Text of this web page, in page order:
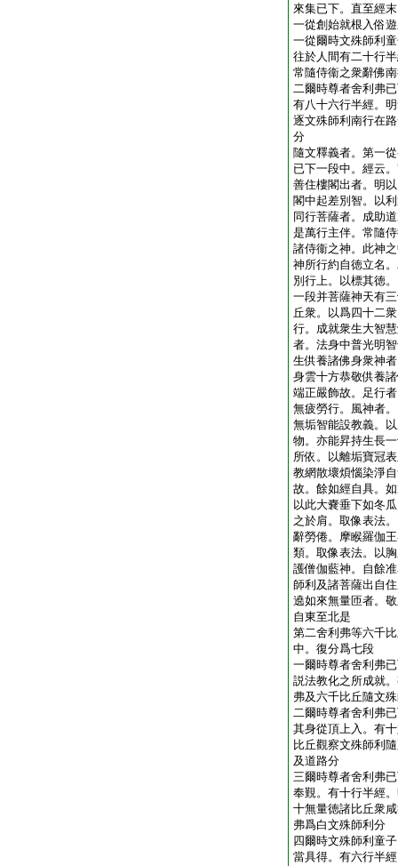
來集已下。直至經
一從創始就根入俗
一從爾時文殊師利
往於人間有二十行
常隨侍衞之衆辭佛
二爾時尊者舍利弗
有八十六行半經。
逐文殊師利南行在
分
隨文釋義者。第一
已下一段中。經云
善住樓閣出者。明
閣中起差別智。以
同行菩薩者。成助
是萬行主伴。常隨
諸侍衞之神。此神
神所行約自徳立名
別行上。以標其徳
一段并菩薩神天有
丘衆。以爲四十二
行。成就衆生大智
者。法身中普光明
生供養諸佛身衆神
身雲十方恭敬供養
端正嚴飾故。足行
無疲勞行。風神者
無垢智能設教義。
物。亦能昇持生長
所依。以離垢寶冠
教網散壞煩惱染淨
故。餘如經自具。
以此大嚢垂下如冬
之於肩。取像表法
辭勞倦。摩睺羅伽
類。取像表法。以
護僧伽藍神。自餘
師利及諸菩薩出自
遶如來無量匝者。
自東至北是
第二舍利弗等六千
中。復分爲七段
一爾時尊者舍利弗
説法教化之所成就
弗及六千比丘隨文
二爾時尊者舍利弗
其身從頂上入。有
比丘觀察文殊師利
及道路分
三爾時尊者舍利弗
奉覲。有十行半經
十無量徳諸比丘衆
弗爲白文殊師利分
四爾時文殊師利童
當具得。有六行半